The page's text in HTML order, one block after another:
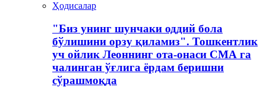
Ҳодисалар
"Биз унинг шунчаки оддий бола
бўлишини орзу қиламиз". Тошкентлик
уч ойлик Леоннинг ота-онаси СМА га
чалинган ўғлига ёрдам беришни
сўрашмоқда